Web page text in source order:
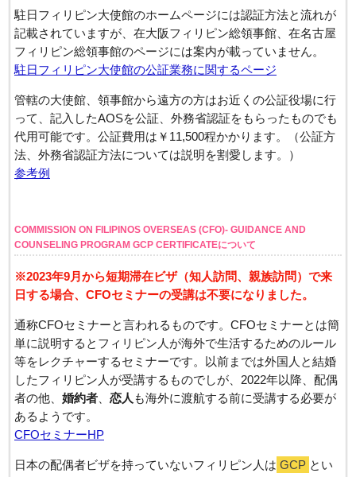
駐日フィリピン大使館のホームページには認証方法と流れが
記載されていますが、在大阪フィリピン総領事館、在名古屋
フィリピン総領事館のページには案内が載っていません。
駐日フィリピン大使館の公証業務に関するページ
管轄の大使館、領事館から遠方の方はお近くの公証役場に行
って、記入したAOSを公証、外務省認証をもらったものでも
代用可能です。公証費用は￥11,500程かかります。（公証方
法、外務省認証方法については説明を割愛します。）
参考例
COMMISSION ON FILIPINOS OVERSEAS (CFO)- GUIDANCE AND
COUNSELING PROGRAM GCP CERTIFICATEについて
※2023年9月から短期滞在ビザ（知人訪問、親族訪問）で来
日する場合、CFOセミナーの受講は不要になりました。
通称CFOセミナーと言われるものです。CFOセミナーとは簡
単に説明するとフィリピン人が海外で生活するためのルール
等をレクチャーするセミナーです。以前までは外国人と結婚
したフィリピン人が受講するものでしが、2022年以降、配偶
者の他、 婚約者 恋人 も海外に渡航する前に受講する必要が
あるようです。
CFOセミナーHP
日本の配偶者ビザを持っていないフィリピン人は GCP とい